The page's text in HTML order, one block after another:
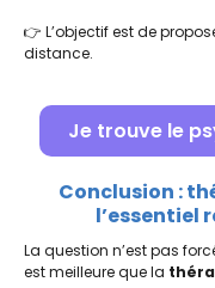
👉 L’objectif est de
distance.
Je trouve le
Conclusion :
l’essentiel
La question n’est pas
est meilleure que la